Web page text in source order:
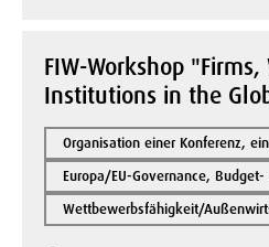
FIW-Workshop
Institutions in the
Organisation einer Konferenz,
Europa/EU-Governance,
Wettbewerbsfähigkeit/